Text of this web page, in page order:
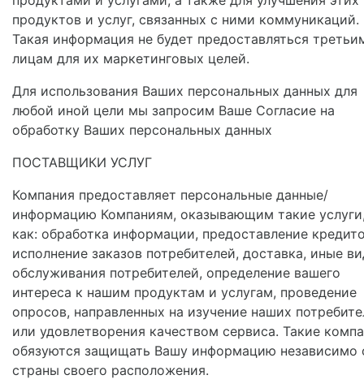
продуктов и услуг, связанных с ними коммуникаций.
Такая информация не будет предоставляться
лицам для их маркетинговых целей.
Для использования Ваших персональных данных для
любой иной цели мы запросим Ваше Согласие на
обработку Ваших персональных данных
ПОСТАВЩИКИ УСЛУГ
Компания предоставляет персональные данные/
информацию Компаниям, оказывающим такие
как: обработка информации, предоставление
исполнение заказов потребителей, доставка, иные
обслуживания потребителей, определение вашего
интереса к нашим продуктам и услугам, проведение
опросов, направленных на изучение наших
или удовлетворения качеством сервиса. Такие
обязуются защищать Вашу информацию независимо
страны своего расположения.